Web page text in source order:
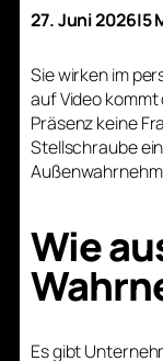
27. Juni 2026|5
Sie wirken im
auf Video
Präsenz keine
Stellschraube
Wie
Es gibt